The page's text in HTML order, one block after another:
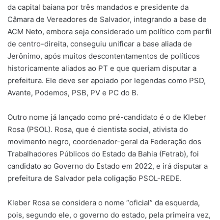
da capital baiana por três mandados e presidente da
Câmara de Vereadores de Salvador, integrando a base de
ACM Neto, embora seja considerado um político com perfil
de centro-direita, conseguiu unificar a base aliada de
Jerônimo, após muitos descontentamentos de políticos
historicamente aliados ao PT e que queriam disputar a
prefeitura. Ele deve ser apoiado por legendas como PSD,
Avante, Podemos, PSB, PV e PC do B.
Outro nome já lançado como pré-candidato é o de Kleber
Rosa (PSOL). Rosa, que é cientista social, ativista do
movimento negro, coordenador-geral da Federação dos
Trabalhadores Públicos do Estado da Bahia (Fetrab), foi
candidato ao Governo do Estado em 2022, e irá disputar a
prefeitura de Salvador pela coligação PSOL-REDE.
Kleber Rosa se considera o nome “oficial” da esquerda,
pois, segundo ele, o governo do estado, pela primeira vez,